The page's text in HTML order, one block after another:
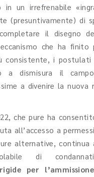
un irrefrenabile
(presuntivamente) di
il disegno
che ha finito
consistente, i postulati
a dismisura il
a divenire la nuova
che pure ha
all’accesso a
alternative, continua
di
per